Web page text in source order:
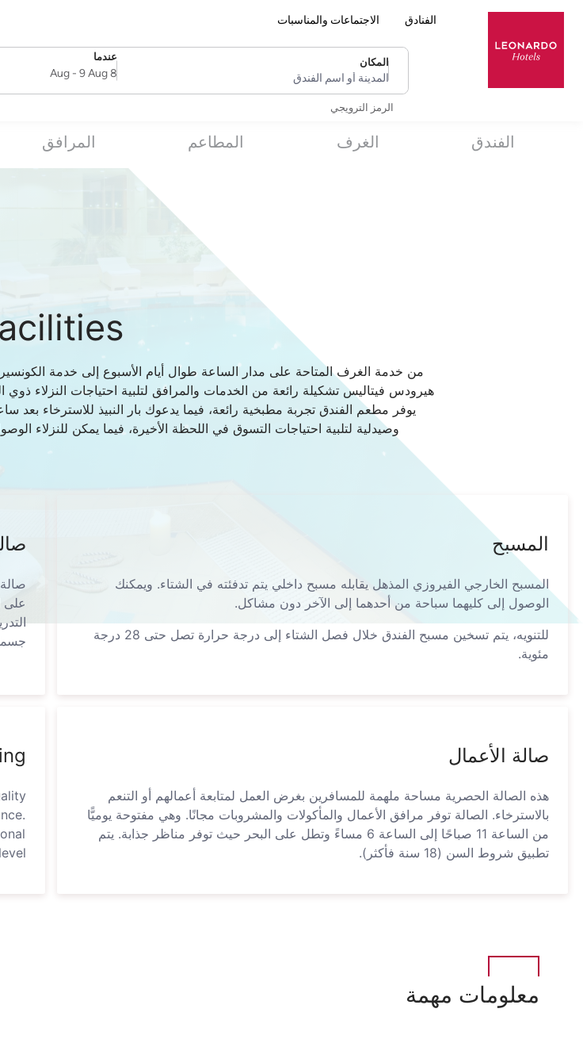
الفنادق الاجتماعات والمناسبات
المكان
المدينة أو اسم الفندق
عندما
SelectDate
8 Aug
- 9 Aug
الرمز الترويجي
الفندق الغرف المطاعم المرافق
هيرودس فيتاليس تشكيلة رائعة من الخدمات والمرافق لتلبية احتياجات النزلاء
يوفر مطعم الفندق تجربة مطبخية رائعة، فيما يدعوك بار النبيذ للاسترخاء
وصيدلية لتلبية احتياجات التسوق في اللحظة الأخيرة، فيما يمكن للنزلاء
المسبح
المسبح الخارجي الفيروزي المذهل يقابله مسبح داخلي يتم تدفئته في الشتاء. ويمكنك
الوصول إلى كليهما سباحة من أحدهما إلى الآخر دون مشاكل.
للتنويه، يتم تسخين مسبح الفندق خلال فصل الشتاء إلى درجة حرارة تصل حتى 28 درجة
مئوية.
على
صالة الأعمال
هذه الصالة الحصرية مساحة ملهمة للمسافرين بغرض العمل لمتابعة أعمالهم أو التنعم
بالاسترخاء. الصالة توفر مرافق الأعمال والمأكولات والمشروبات مجانًا. وهي مفتوحة يوميًّا
من الساعة 11 صباحًا إلى الساعة 6 مساءً وتطل على البحر حيث توفر مناظر جذابة. يتم
تطبيق شروط السن (18 سنة فأكثر).
معلومات مهمة